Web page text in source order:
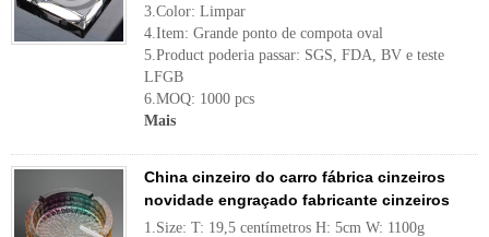
3.Color: Limpar
4.Item: Grande ponto de compota oval
5.Product poderia passar: SGS, FDA, BV e teste
LFGB
6.MOQ: 1000 pcs
Mais
China cinzeiro do carro fábrica cinzeiros
novidade engraçado fabricante cinzeiros
1.Size: T: 19,5 centímetros H: 5cm W: 1100g